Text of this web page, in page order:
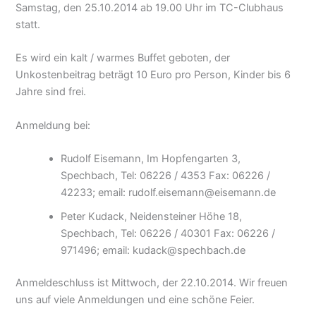
Samstag, den 25.10.2014 ab 19.00 Uhr im TC-Clubhaus
statt.
Es wird ein kalt / warmes Buffet geboten, der
Unkostenbeitrag beträgt 10 Euro pro Person, Kinder bis 6
Jahre sind frei.
Anmeldung bei:
Rudolf Eisemann, Im Hopfengarten 3,
Spechbach, Tel: 06226 / 4353 Fax: 06226 /
42233; email: rudolf.eisemann@eisemann.de
Peter Kudack, Neidensteiner Höhe 18,
Spechbach, Tel: 06226 / 40301 Fax: 06226 /
971496; email: kudack@spechbach.de
Anmeldeschluss ist Mittwoch, der 22.10.2014. Wir freuen
uns auf viele Anmeldungen und eine schöne Feier.